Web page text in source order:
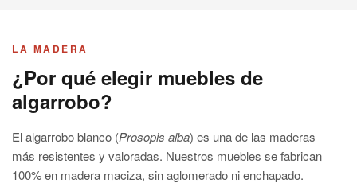
LA MADERA
¿Por qué elegir muebles de
algarrobo?
El algarrobo blanco (Prosopis alba) es una de las maderas
más resistentes y valoradas. Nuestros muebles se fabrican
100% en madera maciza, sin aglomerado ni enchapado.